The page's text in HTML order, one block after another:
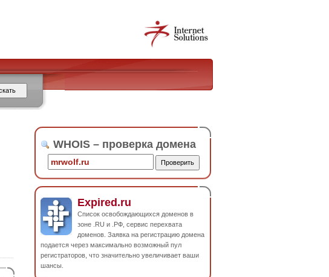
WHOIS – проверка домена
Expired.ru
Список освобождающихся доменов в
зоне .RU и .РФ, сервис перехвата
доменов. Заявка на регистрацию домена
подается через максимально возможный пул
регистраторов, что значительно увеличивает ваши
шансы.